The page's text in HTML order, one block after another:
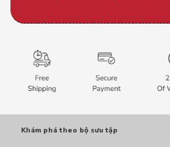
Khám phá theo bộ sưu tập